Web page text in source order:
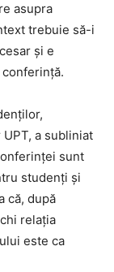
asupra
trebuie să-i
și e
a subliniat
sunt
studenți și
că, după
relația
este ca